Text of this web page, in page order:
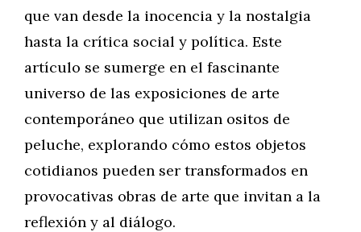
que van desde la inocencia y la nostalgia
hasta la crítica social y política. Este
artículo se sumerge en el fascinante
universo de las exposiciones de arte
contemporáneo que utilizan ositos de
peluche, explorando cómo estos objetos
cotidianos pueden ser transformados en
provocativas obras de arte que invitan a la
reflexión y al diálogo.